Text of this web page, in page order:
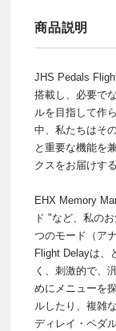
商品説明
JHS Pedals
搭載し、必要で
ルを目指して作
中、私たちはそ
と重要な機能を
クスをお届けす
EHX Memory
ド "など、私の
つのモード（ア
Flight Delayは、
く、刺激的で、
めにメニューを
ルしたり、複雑
ディレイ・ペダ